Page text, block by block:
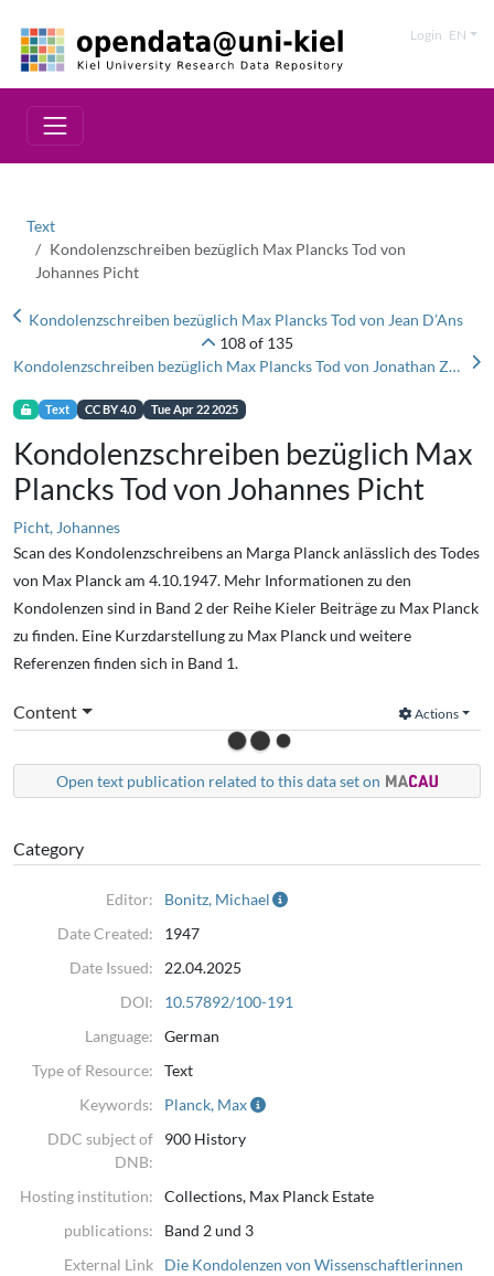
Login EN
Text
Kondolenzschreiben bezüglich Max Plancks Tod von
Johannes Picht
Kondolenzschreiben bezüglich Max Plancks Tod von Jean D’Ans
108 of 135
Kondolenzschreiben bezüglich Max Plancks Tod von Jonathan Zenneck
Text CC BY 4.0 Tue Apr 22 2025
Kondolenzschreiben bezüglich Max
Plancks Tod von Johannes Picht
Picht, Johannes
Scan des Kondolenzschreibens an Marga Planck anlässlich des Todes
von Max Planck am 4.10.1947. Mehr Informationen zu den
Kondolenzen sind in Band 2 der Reihe Kieler Beiträge zu Max Planck
zu finden. Eine Kurzdarstellung zu Max Planck und weitere
Referenzen finden sich in Band 1.
Content Actions
Open text publication related to this data set on
Category
Editor:
Bonitz, Michael
Date Created:
1947
Date Issued:
22.04.2025
DOI:
10.57892/100-191
Language:
German
Type of Resource:
Text
Keywords:
Planck, Max
DDC subject of
DNB:
900 History
Hosting institution:
Collections, Max Planck Estate
publications:
Band 2 und 3
External Link
Die Kondolenzen von Wissenschaftlerinnen